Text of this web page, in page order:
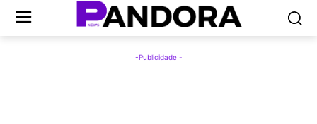
-Publicidade -